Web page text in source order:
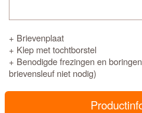
+ Brievenplaat
+ Klep met tochtborstel
+ Benodigde frezingen en
brievensleuf niet nodig)